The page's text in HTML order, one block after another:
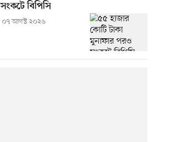
সংকটে বিপিসি
০৭ আগস্ট ২০২৬